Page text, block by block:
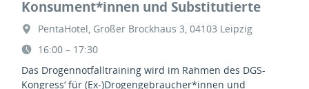
Konsument*innen und Substitutierte
PentaHotel, Großer Brockhaus 3, 04103 Leipzig
16:00 – 17:30
Das Drogennotfalltraining wird im Rahmen des DGS-
Kongress‘ für (Ex-)Drogengebraucher*innen und